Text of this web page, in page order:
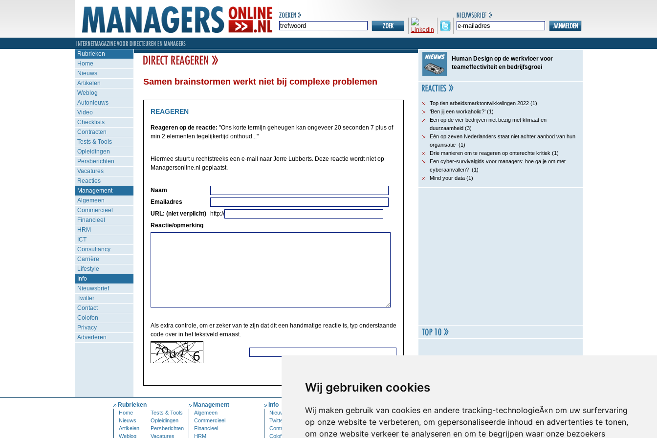
Wij gebruiken cookies
Wij maken gebruik van cookies en andere tracking-technologieÃ«n om uw surfervaring
op onze website te verbeteren, om gepersonaliseerde inhoud en advertenties te tonen,
om onze website verkeer te analyseren en om te begrijpen waar onze bezoekers
Rubrieken
Home
Nieuws
Artikelen
Weblog
Autonieuws
Video
Checklists
Contracten
Tests & Tools
Opleidingen
Persberichten
Vacatures
Reacties
Management
Algemeen
Commercieel
Financieel
HRM
ICT
Consultancy
Carrière
Lifestyle
Info
Nieuwsbrief
Twitter
Contact
Colofon
Privacy
Adverteren
Samen brainstormen werkt niet bij complexe problemen
REAGEREN
Reageren op de reactie: "Ons korte termijn geheugen kan ongeveer 20 seconden 7 plus of
min 2 elementen tegelijkertijd onthoud..."
Hiermee stuurt u rechtstreeks een e-mail naar Jerre Lubberts. Deze reactie wordt niet op
Managersonline.nl geplaatst.
Naam
Emailadres
URL: (niet verplicht)
http://
Reactie/opmerking
Als extra controle, om er zeker van te zijn dat dit een handmatige reactie is, typ onderstaande
code over in het tekstveld ernaast.
Human Design op de werkvloer voor
teameffectiviteit en bedrijfsgroei
Top tien arbeidsmarktontwikkelingen 2022 (1)
‘Ben jij een workaholic?’ (1)
Een op de vier bedrijven niet bezig met klimaat en
duurzaamheid (3)
Eén op zeven Nederlanders staat niet achter aanbod van hun
organisatie (1)
Drie manieren om te reageren op onterechte kritiek (1)
Een cyber-survivalgids voor managers: hoe ga je om met
cyberaanvallen? (1)
Mind your data (1)
Rubrieken
Home
Tests & Tools
Nieuws
Opleidingen
Artikelen
Persberichten
Weblog
Vacatures
Management
Algemeen
Commercieel
Financieel
HRM
Info
Nieuwsbrief
Twitter
Contact
Colofon
Inloggen